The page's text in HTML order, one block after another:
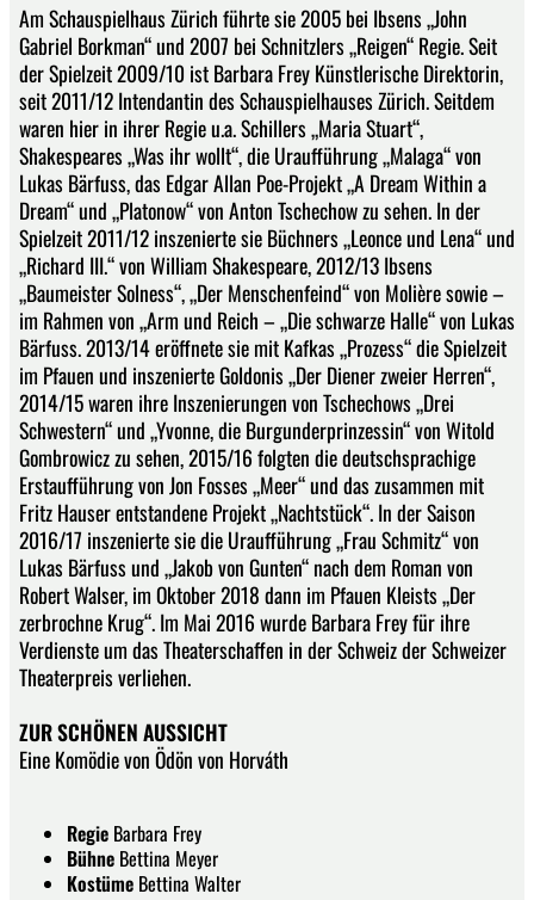
Am Schauspielhaus Zürich führte sie 2005 bei Ibsens „John
Gabriel Borkman“ und 2007 bei Schnitzlers „Reigen“ Regie. Seit
der Spielzeit 2009/10 ist Barbara Frey Künstlerische Direktorin,
seit 2011/12 Intendantin des Schauspielhauses Zürich. Seitdem
waren hier in ihrer Regie u.a. Schillers „Maria Stuart“,
Shakespeares „Was ihr wollt“, die Uraufführung „Malaga“ von
Lukas Bärfuss, das Edgar Allan Poe-Projekt „A Dream Within a
Dream“ und „Platonow“ von Anton Tschechow zu sehen. In der
Spielzeit 2011/12 inszenierte sie Büchners „Leonce und Lena“ und
„Richard III.“ von William Shakespeare, 2012/13 Ibsens
„Baumeister Solness“, „Der Menschenfeind“ von Molière sowie –
im Rahmen von „Arm und Reich – „Die schwarze Halle“ von Lukas
Bärfuss. 2013/14 eröffnete sie mit Kafkas „Prozess“ die Spielzeit
im Pfauen und inszenierte Goldonis „Der Diener zweier Herren“,
2014/15 waren ihre Inszenierungen von Tschechows „Drei
Schwestern“ und „Yvonne, die Burgunderprinzessin“ von Witold
Gombrowicz zu sehen, 2015/16 folgten die deutschsprachige
Erstaufführung von Jon Fosses „Meer“ und das zusammen mit
Fritz Hauser entstandene Projekt „Nachtstück“. In der Saison
2016/17 inszenierte sie die Uraufführung „Frau Schmitz“ von
Lukas Bärfuss und „Jakob von Gunten“ nach dem Roman von
Robert Walser, im Oktober 2018 dann im Pfauen Kleists „Der
zerbrochne Krug“. Im Mai 2016 wurde Barbara Frey für ihre
Verdienste um das Theaterschaffen in der Schweiz der Schweizer
Theaterpreis verliehen.
ZUR SCHÖNEN AUSSICHT
Eine Komödie von Ödön von Horváth
Regie Barbara Frey
Bühne Bettina Meyer
Kostüme Bettina Walter